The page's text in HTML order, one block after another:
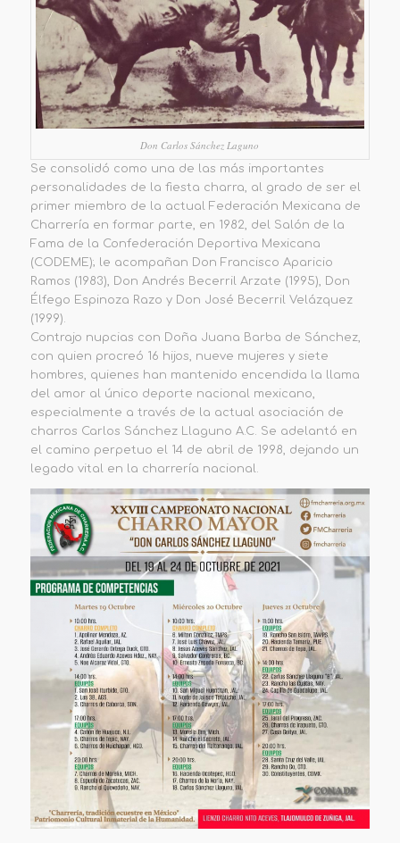
Don Carlos Sánchez Laguno
Se consolidó como una de las más importantes
personalidades de la fiesta charra, al grado de ser el
primer miembro de la actual Federación Mexicana de
Charrería en formar parte, en 1982, del Salón de la
Fama de la Confederación Deportiva Mexicana
(CODEME); le acompañan Don Francisco Aparicio
Ramos (1983), Don Andrés Becerril Arzate (1995), Don
Élfego Espinoza Razo y Don José Becerril Velázquez
(1999).
Contrajo nupcias con Doña Juana Barba de Sánchez,
con quien procreó 16 hijos, nueve mujeres y siete
hombres, quienes han mantenido encendida la llama
del amor al único deporte nacional mexicano,
especialmente a través de la actual asociación de
charros Carlos Sánchez Llaguno A.C. Se adelantó en
el camino perpetuo el 14 de abril de 1998, dejando un
legado vital en la charrería nacional.